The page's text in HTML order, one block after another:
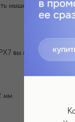
мышечную
вы можете
мм